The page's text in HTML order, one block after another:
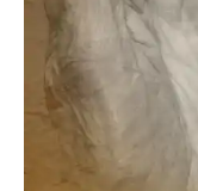
Sternschnuppe1